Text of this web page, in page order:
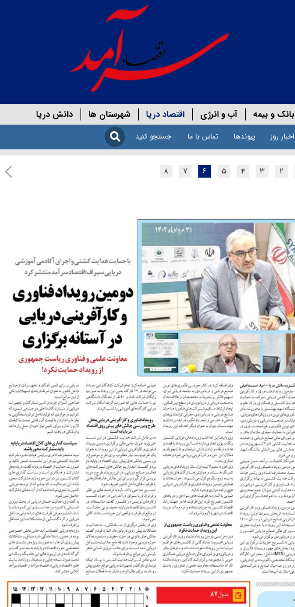
بانک و بیمه آب و انرژی اقتصاد دریا شهرستان ها دانش دریا
اخبار روز پیوندها تماس با ما
۲ ۳ ۴ ۵ ۶ ۷ ۸